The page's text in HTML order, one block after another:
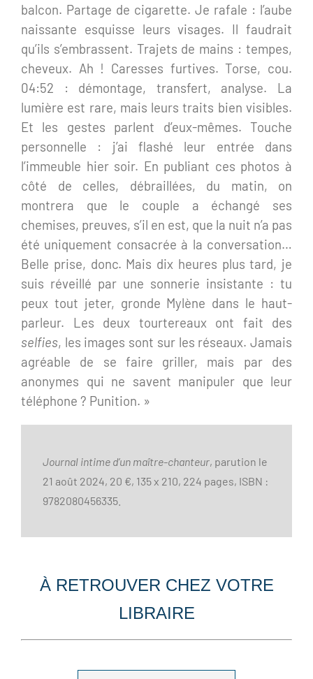
balcon. Partage de cigarette. Je rafale : l’aube
naissante esquisse leurs visages. Il faudrait
qu’ils s’embrassent. Trajets de mains : tempes,
cheveux. Ah ! Caresses furtives. Torse, cou.
04:52 : démontage, transfert, analyse. La
lumière est rare, mais leurs traits bien visibles.
Et les gestes parlent d’eux-mêmes. Touche
personnelle : j’ai flashé leur entrée dans
l’immeuble hier soir. En publiant ces photos à
côté de celles, débraillées, du matin, on
montrera que le couple a échangé ses
chemises, preuves, s’il en est, que la nuit n’a pas
été uniquement consacrée à la conversation…
Belle prise, donc. Mais dix heures plus tard, je
suis réveillé par une sonnerie insistante : tu
peux tout jeter, gronde Mylène dans le haut-
parleur. Les deux tourtereaux ont fait des
selfies, les images sont sur les réseaux. Jamais
agréable de se faire griller, mais par des
anonymes qui ne savent manipuler que leur
téléphone ? Punition. »
Journal intime d’un maître-chanteur, parution le
21 août 2024, 20 €, 135 x 210, 224 pages, ISBN :
9782080456335.
À RETROUVER CHEZ VOTRE
LIBRAIRE